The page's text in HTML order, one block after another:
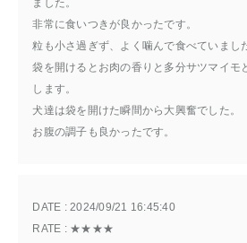
ました。
非常に食いつきが良かったです。
粒も小さ過ぎず、よく噛んで食べていまし
袋を開けるとお肉の香りと多分サツマイモ
します。
犬達は袋を開けた瞬間から大興奮でした。
お腹の調子も良かったです。
DATE : 2024/09/21 16:45:40
RATE : ★★★★